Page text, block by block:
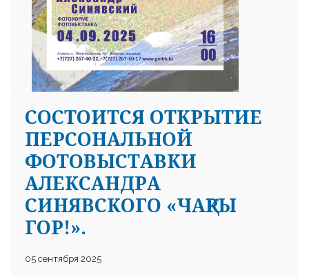
СОСТОИТСЯ ОТКРЫТИЕ
ПЕРСОНАЛЬНОЙ
ФОТОВЫСТАВКИ
АЛЕКСАНДРА
СИНЯВСКОГО «ЧАҚРЫ
ГОР!».
05 сентября 2025